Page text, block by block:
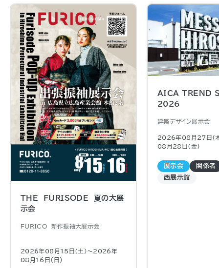
THE FURISODE 夏の大展
示会
FURICO 新作振袖大展示会
2026年08月15日（土)〜2026年
08月16日（日)
AICA TREND
2026
建築デザイン展示会
2026年08月27日（
08月28日（金)
展示会
関係者
西展示館